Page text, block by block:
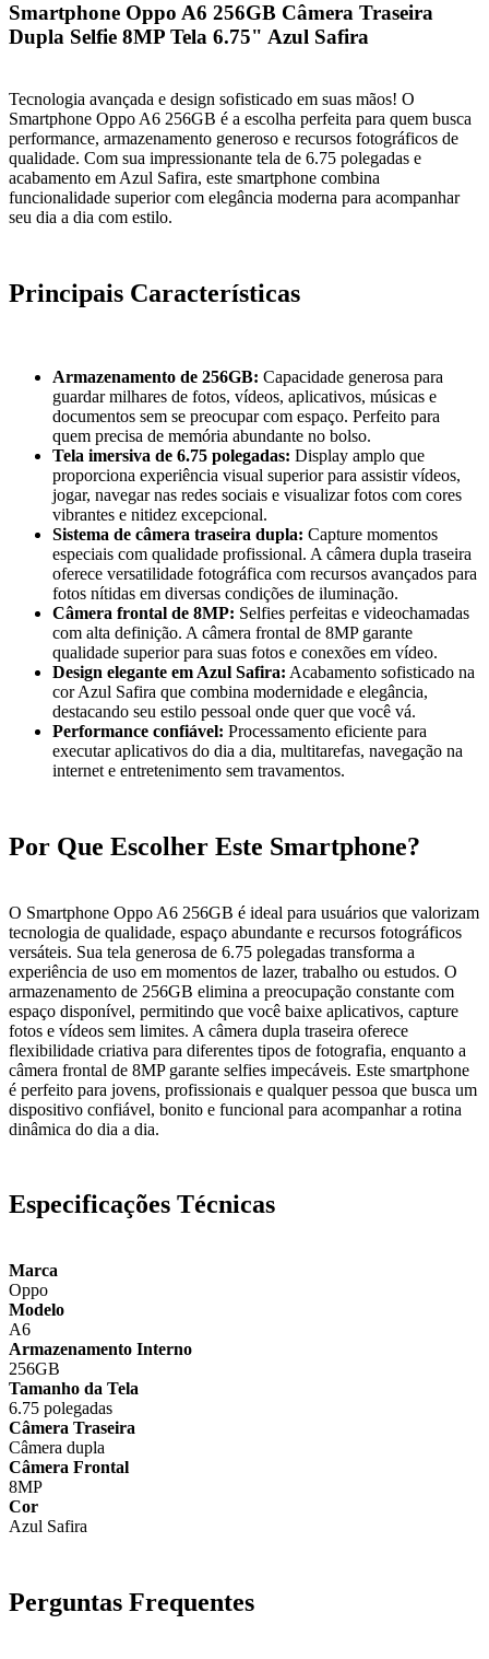
Smartphone Oppo A6 256GB Câmera Traseira
Dupla Selfie 8MP Tela 6.75" Azul Safira
Tecnologia avançada e design sofisticado em suas mãos! O
Smartphone Oppo A6 256GB é a escolha perfeita para quem busca
performance, armazenamento generoso e recursos fotográficos de
qualidade. Com sua impressionante tela de 6.75 polegadas e
acabamento em Azul Safira, este smartphone combina
funcionalidade superior com elegância moderna para acompanhar
seu dia a dia com estilo.
Principais Características
Armazenamento de 256GB: Capacidade generosa para
guardar milhares de fotos, vídeos, aplicativos, músicas e
documentos sem se preocupar com espaço. Perfeito para
quem precisa de memória abundante no bolso.
Tela imersiva de 6.75 polegadas: Display amplo que
proporciona experiência visual superior para assistir vídeos,
jogar, navegar nas redes sociais e visualizar fotos com cores
vibrantes e nitidez excepcional.
Sistema de câmera traseira dupla: Capture momentos
especiais com qualidade profissional. A câmera dupla traseira
oferece versatilidade fotográfica com recursos avançados para
fotos nítidas em diversas condições de iluminação.
Câmera frontal de 8MP: Selfies perfeitas e videochamadas
com alta definição. A câmera frontal de 8MP garante
qualidade superior para suas fotos e conexões em vídeo.
Design elegante em Azul Safira: Acabamento sofisticado na
cor Azul Safira que combina modernidade e elegância,
destacando seu estilo pessoal onde quer que você vá.
Performance confiável: Processamento eficiente para
executar aplicativos do dia a dia, multitarefas, navegação na
internet e entretenimento sem travamentos.
Por Que Escolher Este Smartphone?
O Smartphone Oppo A6 256GB é ideal para usuários que valorizam
tecnologia de qualidade, espaço abundante e recursos fotográficos
versáteis. Sua tela generosa de 6.75 polegadas transforma a
experiência de uso em momentos de lazer, trabalho ou estudos. O
armazenamento de 256GB elimina a preocupação constante com
espaço disponível, permitindo que você baixe aplicativos, capture
fotos e vídeos sem limites. A câmera dupla traseira oferece
flexibilidade criativa para diferentes tipos de fotografia, enquanto a
câmera frontal de 8MP garante selfies impecáveis. Este smartphone
é perfeito para jovens, profissionais e qualquer pessoa que busca um
dispositivo confiável, bonito e funcional para acompanhar a rotina
dinâmica do dia a dia.
Especificações Técnicas
Marca
Oppo
Modelo
A6
Armazenamento Interno
256GB
Tamanho da Tela
6.75 polegadas
Câmera Traseira
Câmera dupla
Câmera Frontal
8MP
Cor
Azul Safira
Perguntas Frequentes